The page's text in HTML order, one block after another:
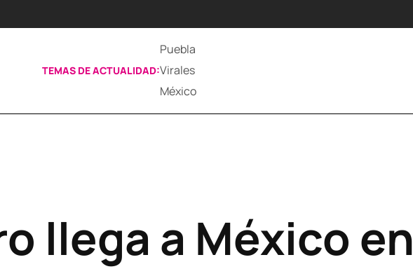
TEMAS DE ACTUALIDAD:
Puebla
Virales
México
llega a México en